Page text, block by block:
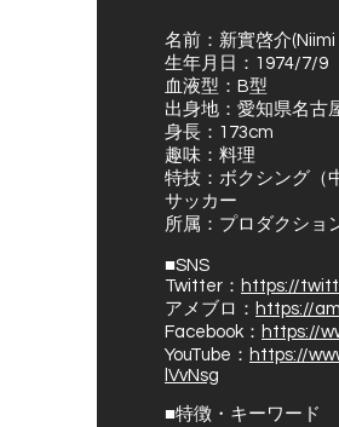
名前：新實啓介(Niimi
生年月日：1974/7/9
血液型：B型
出身地：愛知県名古
身長：173cm
趣味：料理
特技：ボクシング（
サッカー
所属：プロダクショ
■SNS
Twitter： https://
アメブロ： https://
Facebook： https://
YouTube： https://
lVvNsg
■特徴・キーワード